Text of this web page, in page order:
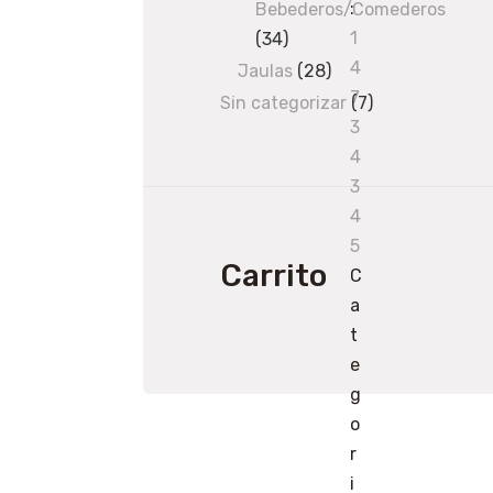
:
1
4
7
3
4
3
4
5
C
a
t
e
g
o
r
i
products
Bebederos/Comederos
3434
products
Jaulas 2828
products
Sin categorizar 77
Carrito